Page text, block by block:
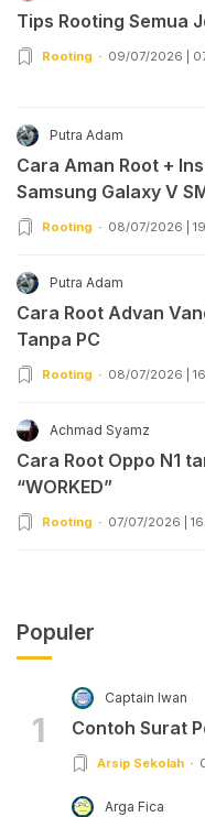
Tips Rooting Semua
Rooting 09/07/2026 |
Putra Adam
Cara Aman Root +
Samsung Galaxy V
Rooting 08/07/2026 |
Putra Adam
Cara Root Advan
Tanpa PC
Rooting 08/07/2026 |
Achmad Syamz
Cara Root Oppo N1
“WORKED”
Rooting 07/07/2026 |
Populer
1
Captain Iwan
Contoh Surat
Arsip Sekolah
Arga Fica